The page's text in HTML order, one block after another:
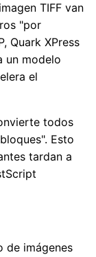
TIFF van
"por
Quark XPress
un modelo
el
todos
Esto
tardan a
de imágenes